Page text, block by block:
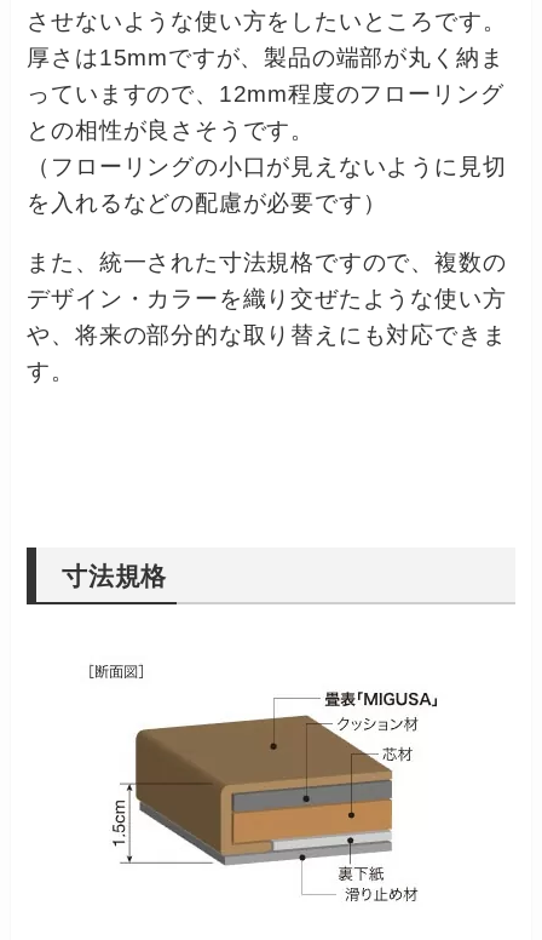
させないような使い方をしたいところです。
厚さは15mmですが、製品の端部が丸く納ま
っていますので、12mm程度のフローリング
との相性が良さそうです。
（フローリングの小口が見えないように見切
を入れるなどの配慮が必要です）
また、統一された寸法規格ですので、複数の
デザイン・カラーを織り交ぜたような使い方
や、将来の部分的な取り替えにも対応できま
す。
寸法規格